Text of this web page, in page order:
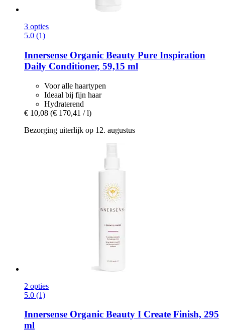
3 opties
5.0 (1)
Innersense Organic Beauty Pure Inspiration
Daily Conditioner, 59,15 ml
Voor alle haartypen
Ideaal bij fijn haar
Hydraterend
€ 10,08 (€ 170,41 / l)
Bezorging uiterlijk op 12. augustus
2 opties
5.0 (1)
Innersense Organic Beauty I Create Finish, 295
ml